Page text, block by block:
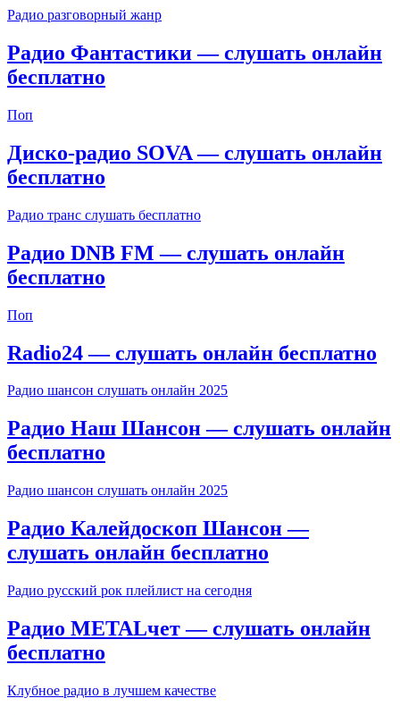
Радио разговорный жанр
Радио Фантастики — слушать онлайн
бесплатно
Поп
Диско-радио SOVA — слушать онлайн
бесплатно
Радио транс слушать бесплатно
Радио DNB FM — слушать онлайн
бесплатно
Поп
Radio24 — слушать онлайн бесплатно
Радио шансон слушать онлайн 2025
Радио Наш Шансон — слушать онлайн
бесплатно
Радио шансон слушать онлайн 2025
Радио Калейдоскоп Шансон —
слушать онлайн бесплатно
Радио русский рок плейлист на сегодня
Радио METALчет — слушать онлайн
бесплатно
Клубное радио в лучшем качестве